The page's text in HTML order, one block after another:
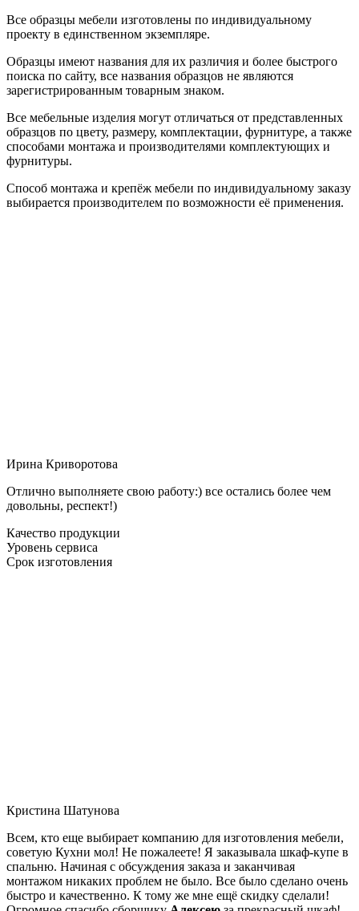
Все образцы мебели изготовлены по индивидуальному
проекту в единственном экземпляре.
Образцы имеют названия для их различия и более быстрого
поиска по сайту, все названия образцов не являются
зарегистрированным товарным знаком.
Все мебельные изделия могут отличаться от представленных
образцов по цвету, размеру, комплектации, фурнитуре, а также
способами монтажа и производителями комплектующих и
фурнитуры.
Способ монтажа и крепёж мебели по индивидуальному заказу
выбирается производителем по возможности её применения.
Ирина Криворотова
Отлично выполняете свою работу:) все остались более чем
довольны, респект!)
Качество продукции
Уровень сервиса
Срок изготовления
Кристина Шатунова
Всем, кто еще выбирает компанию для изготовления мебели,
советую Кухни мол! Не пожалеете! Я заказывала шкаф-купе в
спальню. Начиная с обсуждения заказа и заканчивая
монтажом никаких проблем не было. Все было сделано очень
быстро и качественно. К тому же мне ещё скидку сделали!